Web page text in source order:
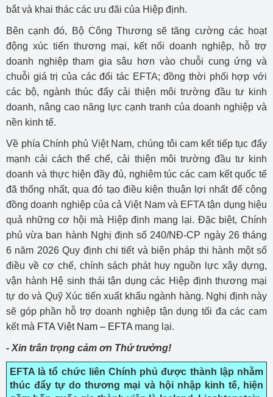
bắt và khai thác các ưu đãi của Hiệp định.
Bên cạnh đó, Bộ Công Thương sẽ tăng cường các hoạt
động xúc tiến thương mại, kết nối doanh nghiệp, hỗ trợ
doanh nghiệp tham gia sâu hơn vào chuỗi cung ứng và
chuỗi giá trị của các đối tác EFTA; đồng thời phối hợp với
các bộ, ngành thúc đẩy cải thiện môi trường đầu tư kinh
doanh, nâng cao năng lực cạnh tranh của doanh nghiệp và
nền kinh tế.
Về phía Chính phủ Việt Nam, chúng tôi cam kết tiếp tục đẩy
mạnh cải cách thể chế, cải thiện môi trường đầu tư kinh
doanh và thực hiện đầy đủ, nghiêm túc các cam kết quốc tế
đã thống nhất, qua đó tạo điều kiện thuận lợi nhất để cộng
đồng doanh nghiệp của cả Việt Nam và EFTA tận dụng hiệu
quả những cơ hội mà Hiệp định mang lại. Đặc biệt, Chính
phủ vừa ban hành Nghị định số 240/NĐ-CP ngày 26 tháng
6 năm 2026 Quy định chi tiết và biện pháp thi hành một số
điều về cơ chế, chính sách phát huy nguồn lực xây dựng,
vận hành Hệ sinh thái tận dụng các Hiệp định thương mại
tự do và Quỹ Xúc tiến xuất khẩu ngành hàng. Nghị định này
sẽ góp phần hỗ trợ doanh nghiệp tận dụng tối đa các cam
kết mà FTA Việt Nam – EFTA mang lại.
- Xin trân trọng cảm ơn Thứ trưởng!
EFTA là tổ chức liên Chính phủ được thành lập nhằm
thúc đẩy tự do thương mại và hội nhập kinh tế, hiện